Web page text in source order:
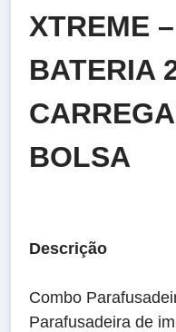
XTREME
BATERIA
BOLSA
Descrição
Combo
Parafusadeira de